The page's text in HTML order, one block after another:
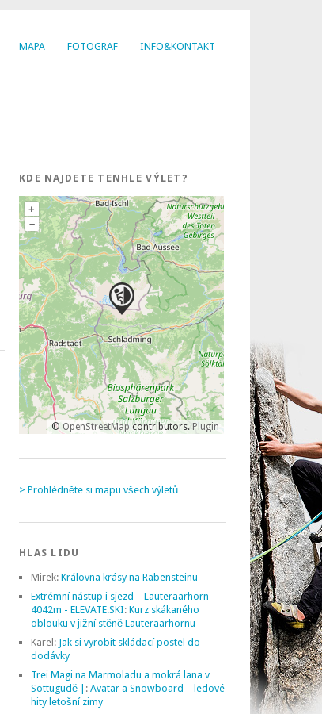
MAPA FOTOGRAF INFO&KONTAKT
KDE NAJDETE TENHLE VÝLET?
+
–
©OpenStreetMap contributors. Plugin
> Prohlédněte si mapu všech výletů
HLAS LIDU
Mirek: Královna krásy na Rabensteinu
Extrémní nástup i sjezd – Lauteraarhorn
4042m - ELEVATE.SKI: Kurz skákaného
oblouku v jižní stěně Lauteraarhornu
Karel : Jak si vyrobit skládací postel do
dodávky
Trei Magi na Marmoladu a mokrá lana v
Sottugudě | : Avatar a Snowboard – ledové
hity letošní zimy